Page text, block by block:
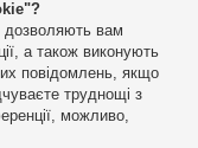
дозволяють вам
а також виконують
повідомлень, якщо
труднощі з
можливо,